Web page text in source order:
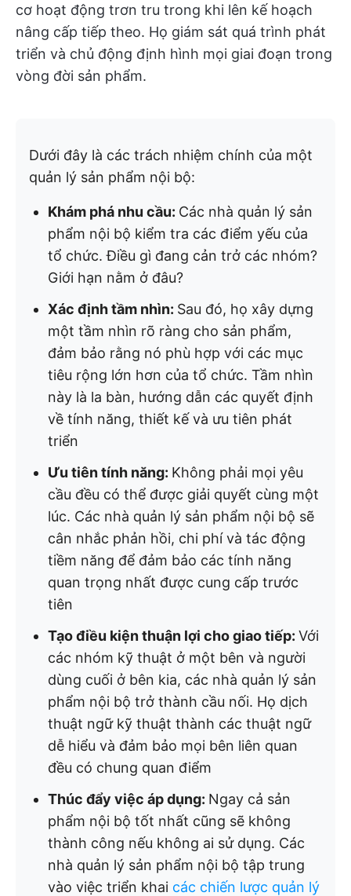
cơ hoạt động trơn tru trong khi lên kế hoạch
nâng cấp tiếp theo. Họ giám sát quá trình phát
triển và chủ động định hình mọi giai đoạn trong
vòng đời sản phẩm.
Dưới đây là các trách nhiệm chính của một
quản lý sản phẩm nội bộ:
Khám phá nhu cầu: Các nhà quản lý sản
phẩm nội bộ kiểm tra các điểm yếu của
tổ chức. Điều gì đang cản trở các nhóm?
Giới hạn nằm ở đâu?
Xác định tầm nhìn: Sau đó, họ xây dựng
một tầm nhìn rõ ràng cho sản phẩm,
đảm bảo rằng nó phù hợp với các mục
tiêu rộng lớn hơn của tổ chức. Tầm nhìn
này là la bàn, hướng dẫn các quyết định
về tính năng, thiết kế và ưu tiên phát
triển
Ưu tiên tính năng: Không phải mọi yêu
cầu đều có thể được giải quyết cùng một
lúc. Các nhà quản lý sản phẩm nội bộ sẽ
cân nhắc phản hồi, chi phí và tác động
tiềm năng để đảm bảo các tính năng
quan trọng nhất được cung cấp trước
tiên
Tạo điều kiện thuận lợi cho giao tiếp: Với
các nhóm kỹ thuật ở một bên và người
dùng cuối ở bên kia, các nhà quản lý sản
phẩm nội bộ trở thành cầu nối. Họ dịch
thuật ngữ kỹ thuật thành các thuật ngữ
dễ hiểu và đảm bảo mọi bên liên quan
đều có chung quan điểm
Thúc đẩy việc áp dụng: Ngay cả sản
phẩm nội bộ tốt nhất cũng sẽ không
thành công nếu không ai sử dụng. Các
nhà quản lý sản phẩm nội bộ tập trung
vào việc triển khai các chiến lược quản lý